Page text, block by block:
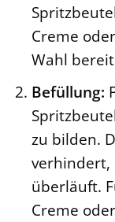
Creme
Wahl
Befüllung:
zu bilden.
verhindert,
überläuft.
Creme